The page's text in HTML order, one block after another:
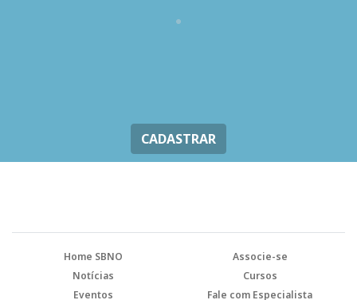
CADASTRAR
Home SBNO
Associe-se
Notícias
Cursos
Eventos
Fale com Especialista